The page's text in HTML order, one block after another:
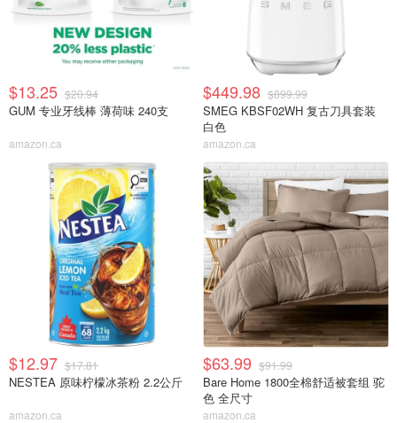
$13.25 $20.94
GUM 专业牙线棒 薄荷味 240支
amazon.ca
$449.98 $899.99
SMEG KBSF02WH 复古刀具套装
白色
amazon.ca
$12.97 $17.81
NESTEA 原味柠檬冰茶粉 2.2公斤
amazon.ca
$63.99 $91.99
Bare Home 1800全棉舒适被套组 驼
色 全尺寸
amazon.ca